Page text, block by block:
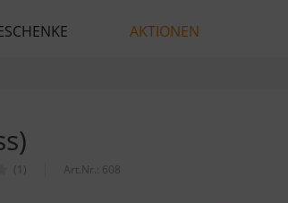
AKTIONEN
(1) Art.Nr.: 608